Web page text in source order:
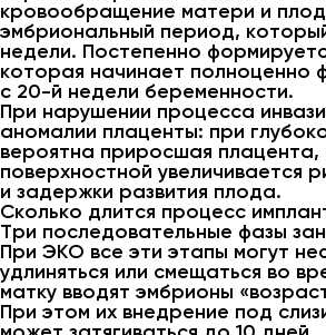
кровообращение матери и
эмбриональный период,
недели. Постепенно
которая начинает полноценно
с 20-й недели беременности.
При нарушении процесса
аномалии плаценты: при
вероятна приросшая плацента,
поверхностной увеличивается
и задержки развития плода.
Сколько длится процесс
Три последовательные фазы
При ЭКО все эти этапы могут
удлиняться или смещаться во
матку вводят эмбрионы
При этом их внедрение под